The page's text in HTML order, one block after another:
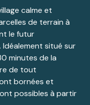
calme et
de terrain à
le futur
Idéalement situé sur
minutes de la
de tout
bornées et
possibles à partir